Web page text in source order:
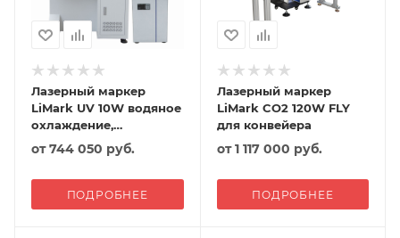
Лазерный маркер
LiMark UV 10W водяное
охлаждение,
напольный
от744 050 руб.
ПОДРОБНЕЕ
Лазерный маркер
LiMark CO2 120W FLY
для конвейера
от1 117 000 руб.
ПОДРОБНЕЕ